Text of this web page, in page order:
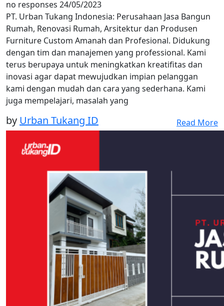
no responses 24/05/2023
PT. Urban Tukang Indonesia: Perusahaan Jasa Bangun
Rumah, Renovasi Rumah, Arsitektur dan Produsen
Furniture Custom Amanah dan Profesional. Didukung
dengan tim dan manajemen yang professional. Kami
terus berupaya untuk meningkatkan kreatifitas dan
inovasi agar dapat mewujudkan impian pelanggan
kami dengan mudah dan cara yang sederhana. Kami
juga mempelajari, masalah yang
by Urban Tukang ID Read More